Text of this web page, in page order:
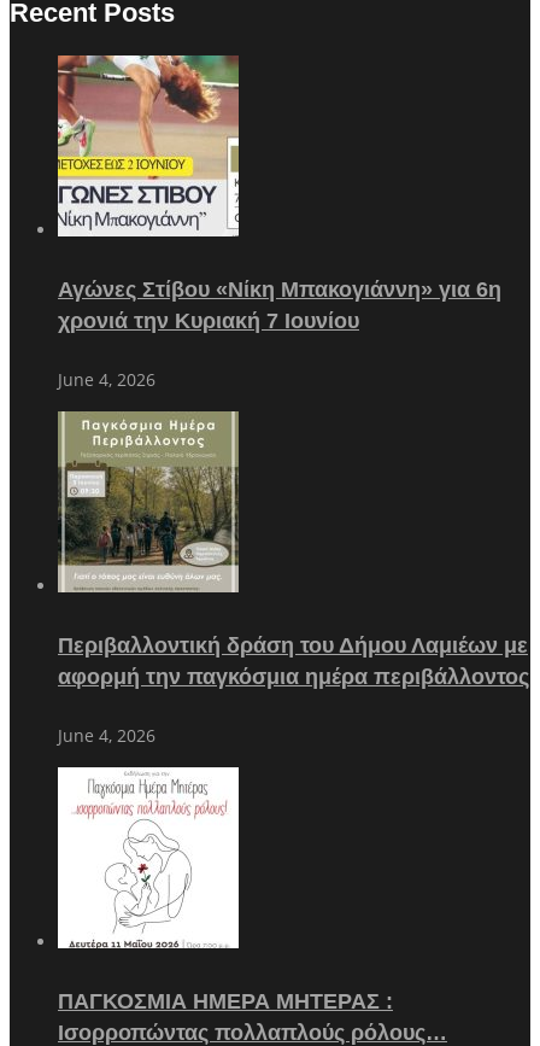
Recent Posts
Αγώνες Στίβου «Νίκη Μπακογιάννη» για 6η
χρονιά την Κυριακή 7 Ιουνίου
June 4, 2026
Περιβαλλοντική δράση του Δήμου Λαμιέων με
αφορμή την παγκόσμια ημέρα περιβάλλοντος
June 4, 2026
ΠΑΓΚΟΣΜΙΑ ΗΜΕΡΑ ΜΗΤΕΡΑΣ :
Ισορροπώντας πολλαπλούς ρόλους…